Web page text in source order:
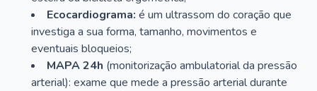
Ecocardiograma: é um ultrassom do coração que
investiga a sua forma, tamanho, movimentos e
eventuais bloqueios;
MAPA 24h (monitorização ambulatorial da pressão
arterial): exame que mede a pressão arterial durante